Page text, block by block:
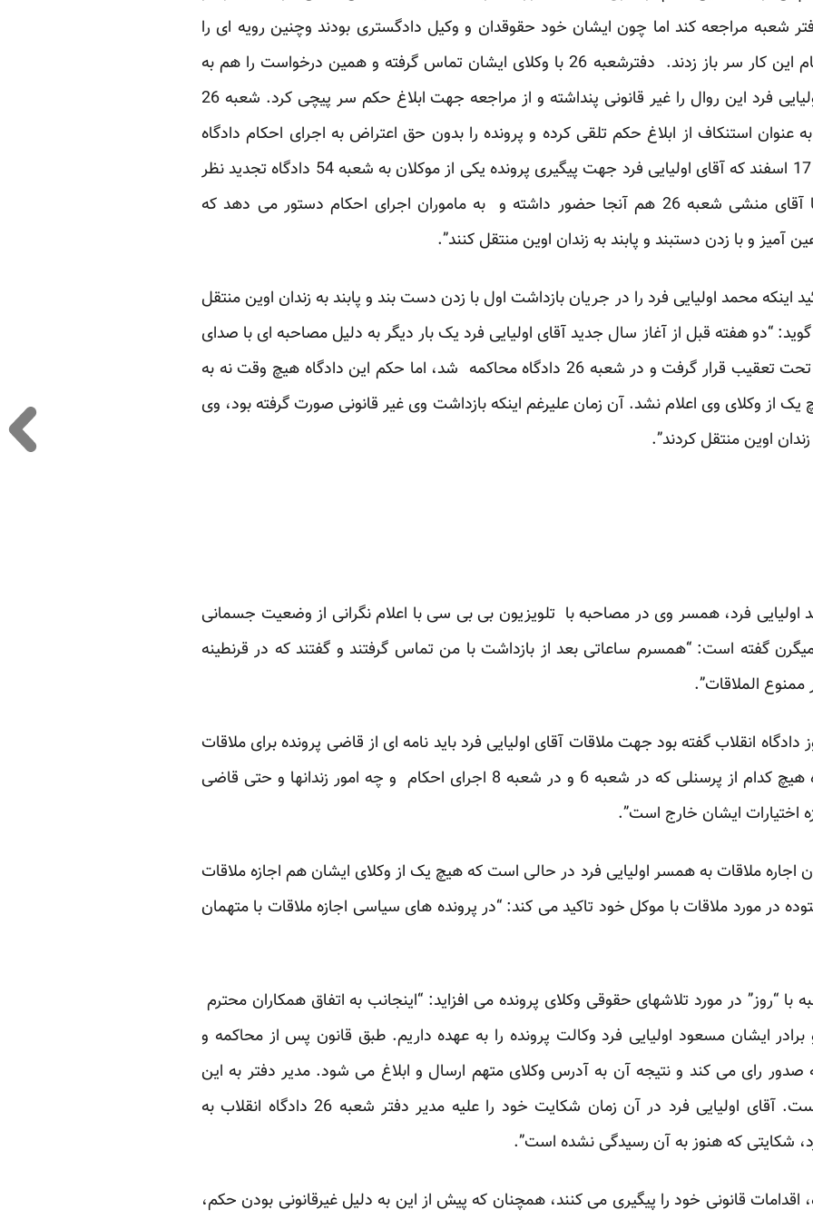
شعبه مراجعه کند اما چون ایشان خود حقوقدان و وکیل دادگستری بودند وچنین رویه ای را
مغایر با قانون میدانستند، از انجام این کار سر باز زدند. دفترشعبه 26 با وکلای ایشان تماس گرفته و همین درخواست را هم به
آنها تکرار می کند. وکلای آقای اولیایی فرد این روال را غیر قانونی پنداشته و از مراجعه جهت ابلاغ حکم سر پیچی کرد. شعبه 26
عنوان استنکاف از ابلاغ حکم تلقی کرده و پرونده را بدون حق اعتراض به اجرای احکام دادگاه
انقلاب ارسال می کند تا اینکه در 17 اسفند که آقای اولیایی فرد جهت پیگیری پرونده یکی از موکلان به شعبه 54 دادگاه تجدید نظر
مراجعه می کند و دست بر قضا آقای منشی شعبه 26 هم آنجا حضور داشته و به ماموران اجرای احکام دستور می دهد که
آمیز و با زدن دستبند و پابند به زندان اوین منتقل کنند”.
اینکه محمد اولیایی فرد را در جریان بازداشت اول با زدن دست بند و پابند به زندان اوین منتقل
“دو هفته قبل از آغاز سال جدید آقای اولیایی فرد یک بار دیگر به دلیل مصاحبه ای با صدای
امریکا به اتهام تبلیغ علیه نظام تحت تعقیب قرار گرفت و در شعبه 26 دادگاه محاکمه شد، اما حکم این دادگاه هیچ وقت نه به
یک از وکلای وی اعلام نشد. آن زمان علیرغم اینکه بازداشت وی غیر قانونی صورت گرفته بود، وی
اوین منتقل کردند”.
فرد، همسر وی در مصاحبه با تلویزیون بی بی سی با اعلام نگرانی از وضعیت جسمانی
گفته است: “همسرم ساعاتی بعد از بازداشت با من تماس گرفتند و گفتند که در قرنطینه
الملاقات”.
انقلاب گفته بود جهت ملاقات آقای اولیایی فرد باید نامه ای از قاضی پرونده برای ملاقات
بیاروم. هنگام مراجعه به دادگاه هیچ کدام از پرسنلی که در شعبه 6 و در شعبه 8 اجرای احکام و چه امور زندانها و حتی قاضی
اختیارات ایشان خارج است”.
اجاره ملاقات به همسر اولیایی فرد در حالی است که هیچ یک از وکلای ایشان هم اجازه ملاقات
در مورد ملاقات با موکل خود تاکید می کند: “در پرونده های سیاسی اجازه ملاقات با متهمان
با “روز” در مورد تلاشهای حقوقی وکلای پرونده می افزاید: “اینجانب به اتفاق همکاران محترم
برادر ایشان مسعود اولیایی فرد وکالت پرونده را به عهده داریم. طبق قانون پس از محاکمه و
صدور رای می کند و نتیجه آن به آدرس وکلای متهم ارسال و ابلاغ می شود. مدیر دفتر به این
وظیفه قانونی اش عمل نکرده است. آقای اولیایی فرد در آن زمان شکایت خود را علیه مدیر دفتر شعبه 26 دادگاه انقلاب به
شکایتی که هنوز به آن رسیدگی نشده است”.
اقدامات قانونی خود را پیگیری می کنند، همچنان که پیش از این به دلیل غیرقانونی بودن حکم،